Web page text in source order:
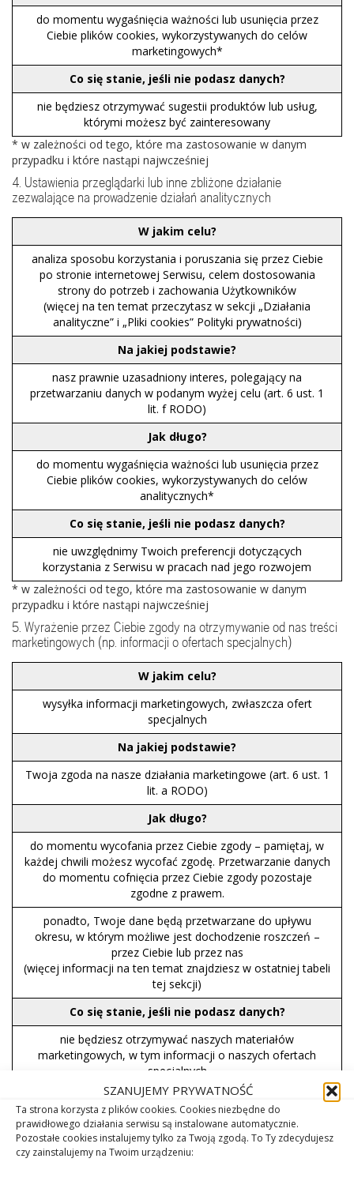
SZANUJEMY PRYWATNOŚĆ
Ta strona korzysta z plików cookies. Cookies niezbędne do
prawidłowego działania serwisu są instalowane automatycznie.
Pozostałe cookies instalujemy tylko za Twoją zgodą. To Ty zdecydujesz
czy zainstalujemy na Twoim urządzeniu:
do momentu wygaśnięcia ważności lub usunięcia przez
Ciebie plików cookies, wykorzystywanych do celów
marketingowych*
Co się stanie, jeśli nie podasz danych?
nie będziesz otrzymywać sugestii produktów lub usług,
którymi możesz być zainteresowany
* w zależności od tego, które ma zastosowanie w danym
przypadku i które nastąpi najwcześniej
4. Ustawienia przeglądarki lub inne zbliżone działanie
zezwalające na prowadzenie działań analitycznych
W jakim celu?
analiza sposobu korzystania i poruszania się przez Ciebie
po stronie internetowej Serwisu, celem dostosowania
strony do potrzeb i zachowania Użytkowników
(więcej na ten temat przeczytasz w sekcji „Działania
analityczne” i „Pliki cookies” Polityki prywatności)
Na jakiej podstawie?
nasz prawnie uzasadniony interes, polegający na
przetwarzaniu danych w podanym wyżej celu (art. 6 ust. 1
lit. f RODO)
Jak długo?
do momentu wygaśnięcia ważności lub usunięcia przez
Ciebie plików cookies, wykorzystywanych do celów
analitycznych*
Co się stanie, jeśli nie podasz danych?
nie uwzględnimy Twoich preferencji dotyczących
korzystania z Serwisu w pracach nad jego rozwojem
* w zależności od tego, które ma zastosowanie w danym
przypadku i które nastąpi najwcześniej
5. Wyrażenie przez Ciebie zgody na otrzymywanie od nas treści
marketingowych (np. informacji o ofertach specjalnych)
W jakim celu?
wysyłka informacji marketingowych, zwłaszcza ofert
specjalnych
Na jakiej podstawie?
Twoja zgoda na nasze działania marketingowe (art. 6 ust. 1
lit. a RODO)
Jak długo?
do momentu wycofania przez Ciebie zgody – pamiętaj, w
każdej chwili możesz wycofać zgodę. Przetwarzanie danych
do momentu cofnięcia przez Ciebie zgody pozostaje
zgodne z prawem.
ponadto, Twoje dane będą przetwarzane do upływu
okresu, w którym możliwe jest dochodzenie roszczeń –
przez Ciebie lub przez nas
(więcej informacji na ten temat znajdziesz w ostatniej tabeli
tej sekcji)
Co się stanie, jeśli nie podasz danych?
nie będziesz otrzymywać naszych materiałów
marketingowych, w tym informacji o naszych ofertach
specjalnych
6. Subskrypcja newslettera
W jakim celu?
wysyłanie newslettera